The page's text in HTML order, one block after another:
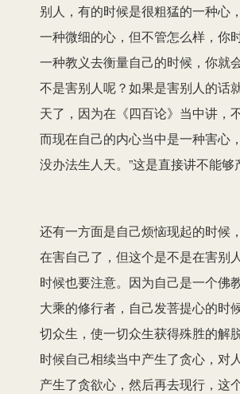
别人，有的时候是很粗猛的一种心
一种微细的心，但不管怎么样，你
一种教义去衡量自己的时候，你就
不是害别人呢？如果是害别人的话
天了，因为在《四百论》当中讲，
而现在自己的内心当中是一种害心
没办法生人天。”这是直接讲不能够
还有一方面是自己烦恼现起的时候
在害自己了，但这个是不是在害别
时候也要注意。因为自己是一个佛
大乘的修行者，自己发菩提心的时
切众生，使一切众生获得殊胜的解
时候自己相续当中产生了贪心，对
产生了贪欲心，然后再去现行，这